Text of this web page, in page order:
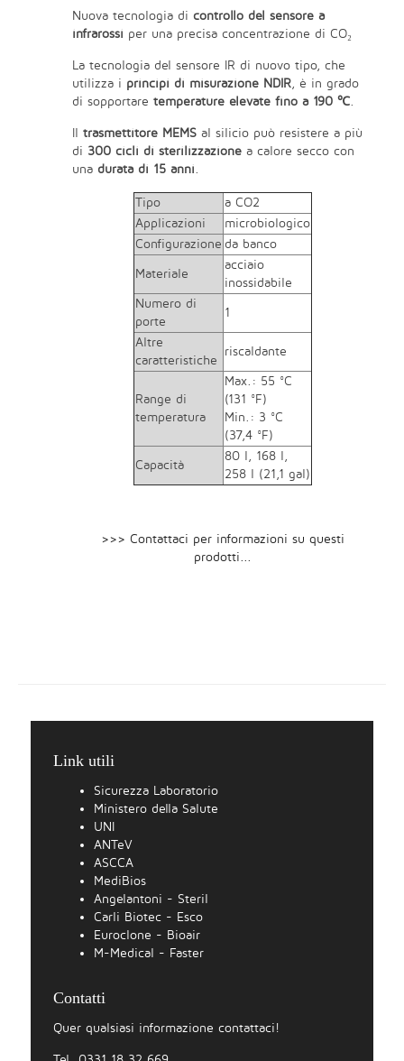
Nuova tecnologia di controllo del sensore a
infrarossi per una precisa concentrazione di CO₂
La tecnologia del sensore IR di nuovo tipo, che
utilizza i principi di misurazione NDIR , è in grado
di sopportare temperature elevate fino a 190 ℃
Il trasmettitore MEMS al silicio può resistere a più
di 300 cicli di sterilizzazione a calore secco con
una durata di 15 anni
Tipo
a CO2
Applicazioni
microbiologico
Configurazione da banco
Materiale
acciaio
inossidabile
Numero di
porte
1
Altre
caratteristiche
riscaldante
Range di
temperatura
Max.: 55 °C
(131 °F)
Min.: 3 °C
(37,4 °F)
Capacità
80 l, 168 l,
258 l (21,1 gal)
>>> Contattaci per informazioni su questi
prodotti...
Link utili
Sicurezza Laboratorio
Ministero della Salute
UNI
ANTeV
ASCCA
MediBios
Angelantoni - Steril
Carli Biotec - Esco
Euroclone - Bioair
M-Medical - Faster
Contatti
Quer qualsiasi informazione contattaci!